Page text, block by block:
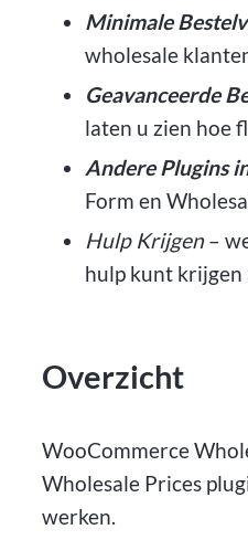
Minimale
wholesale
Geavanceerde
laten u zien hoe
Andere Plugins
Form en
Hulp Krijgen–
hulp kunt krijgen
Overzicht
WooCommerce
Wholesale Prices
werken.